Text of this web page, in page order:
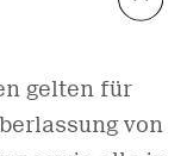
gelten für
von